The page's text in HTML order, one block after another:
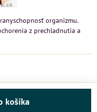
organizmu.
z prechladnutia a
košíka